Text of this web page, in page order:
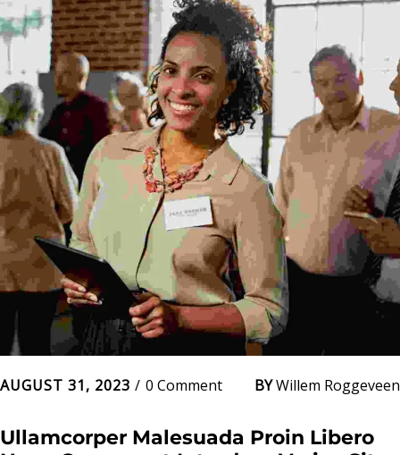
AUGUST 31, 2023 0 Comment BYWillem Roggeveen
Ullamcorper Malesuada Proin Libero